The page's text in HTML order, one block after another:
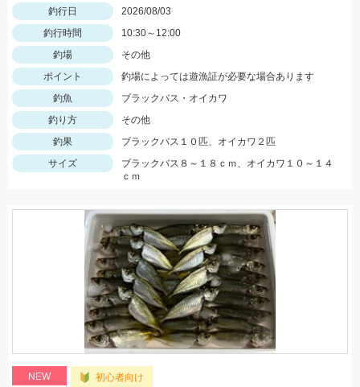
釣行日
2026/08/03
釣行時間
10:30～12:00
釣場
その他
ポイント
釣場によっては遊漁証が必要な場合あります
釣魚
ブラックバス・オイカワ
釣り方
その他
釣果
ブラックバス１０匹、オイカワ２匹
サイズ
ブラックバス８～１８ｃｍ、オイカワ１０～１４
ｃｍ
NEW 初心者向け